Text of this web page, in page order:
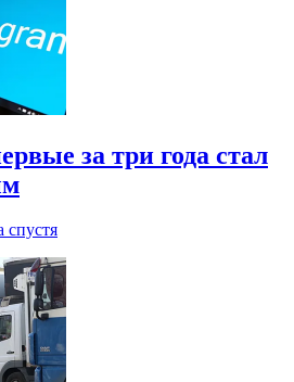
за три года стал
спустя